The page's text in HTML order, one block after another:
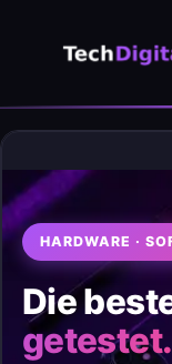
HARDWARE ·
Die
getestet.